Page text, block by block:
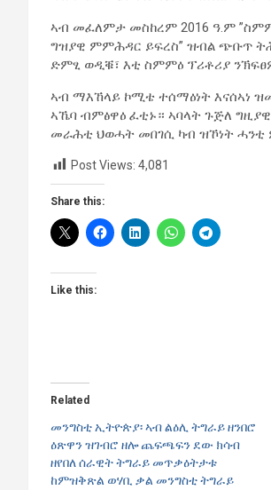
ኣብ መፈለምታ መስከረም 2016 ዓ.ም
ግዝያዊ ምምሕዳር ይፍረስ” ዝብል ጭቡጥ
ድምፂ ወዲቑ፣ እቲ ስምምዕ ፕሪቶሪያ
ኣብ ማእኸላይ ኮሚቴ ተሰማዕነት እናሰኣነ
ኣኼባ ብምፅዋዕ ፈቲኑ። ኣባላት ጉጅለ
መራሕቲ ህወሓት መበገሲ ካብ ዝኾነት ሓንቲ
Post Views: 4,081
Share this:
Like this:
Related
መንግስቲ ኢትዮጵያ፡ ኣብ ልዕሊ ትግራይ ዘንበሮ
ዕጽዋን ዝገብሮ ዘሎ ጨፍጫፍን ደው ክሳብ
ዘየበለ ሰራዊት ትግራይ መጥቃዕትታቱ
ከምዝቅጽል ወሃቢ ቃል መንግስቲ ትግራይ